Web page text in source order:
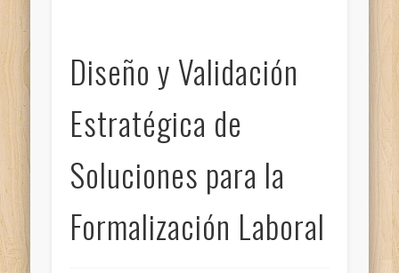
Diseño y Validación
Estratégica de
Soluciones para la
Formalización Laboral